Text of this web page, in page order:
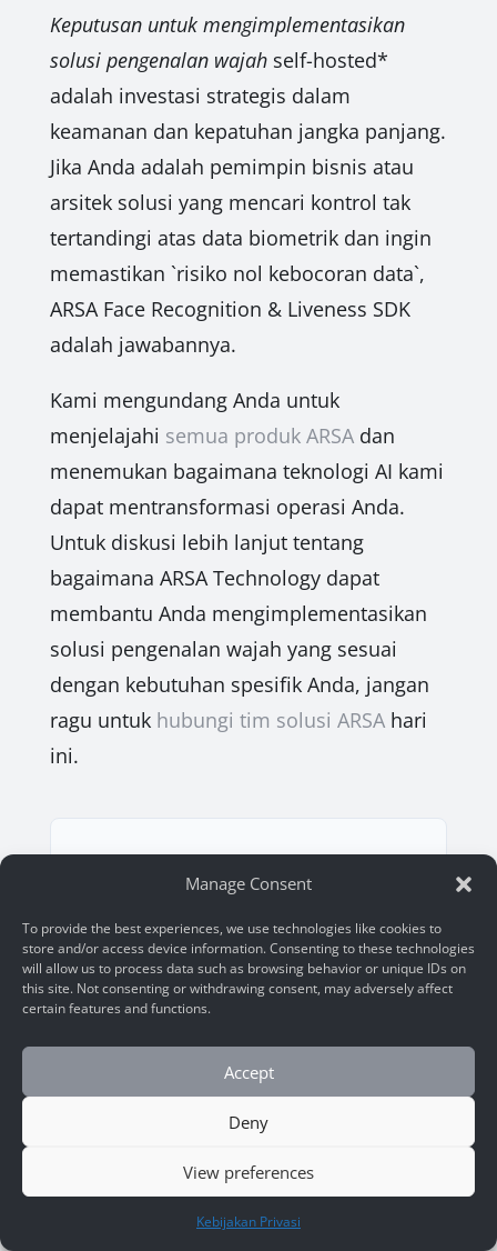
Manage Consent
To provide the best experiences, we use technologies like cookies to
store and/or access device information. Consenting to these technologies
will allow us to process data such as browsing behavior or unique IDs on
this site. Not consenting or withdrawing consent, may adversely affect
certain features and functions.
Accept
Deny
View preferences
Kebijakan Privasi
Keputusan untuk mengimplementasikan
solusi pengenalan wajah self-hosted*
adalah investasi strategis dalam
keamanan dan kepatuhan jangka panjang.
Jika Anda adalah pemimpin bisnis atau
arsitek solusi yang mencari kontrol tak
tertandingi atas data biometrik dan ingin
memastikan `risiko nol kebocoran data`,
ARSA Face Recognition & Liveness SDK
adalah jawabannya.
Kami mengundang Anda untuk
menjelajahi semua produk ARSAdan
menemukan bagaimana teknologi AI kami
dapat mentransformasi operasi Anda.
Untuk diskusi lebih lanjut tentang
bagaimana ARSA Technology dapat
membantu Anda mengimplementasikan
solusi pengenalan wajah yang sesuai
dengan kebutuhan spesifik Anda, jangan
ragu untuk hubungi tim solusi ARSAhari
ini.
Stop Guessing, Start
Discover how ARSA Technology drives
profit through intelligent systems.
Start Consultation
See Solutions
HUBUNGI KAMI